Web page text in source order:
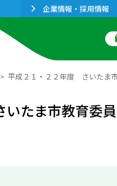
企業情報・採用情報
平成２１・２２年度 さいたま
たま市教育委